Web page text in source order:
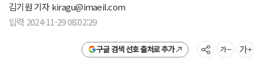
김기원 기자kiragu@imaeil.com
입력 2024-11-29 08:02:29
구글 검색 선호 출처로 추가